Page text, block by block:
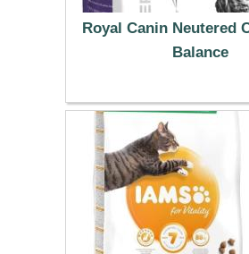
Royal Canin Neutered
Balance
29.99 €